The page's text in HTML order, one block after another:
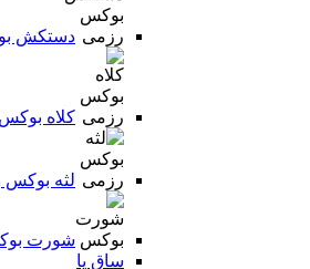
دستکش
کلاه
لثه
شورت
ساق پا